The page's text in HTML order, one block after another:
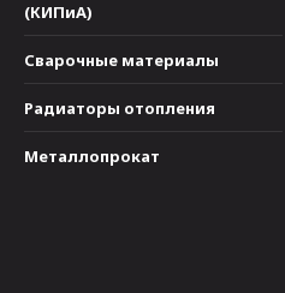
(КИПиА)
Сварочные материалы
Радиаторы отопления
Металлопрокат